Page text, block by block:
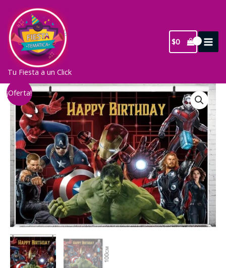
contenido
Tu Fiesta a un Click
$0
¡Oferta!